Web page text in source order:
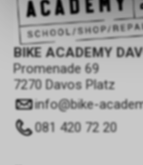
BIKE ACADEMY
Promenade 69
7270 Davos Platz
info@bike-
081 420 72 20